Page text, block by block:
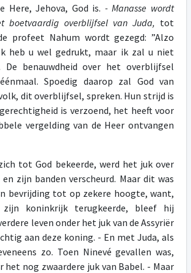
Here, Jehova, God is. - Manasse wordt
boetvaardig overblijfsel van Juda, tot
profeet Nahum wordt gezegd: ”Alzo
heb u wel gedrukt, maar ik zal u niet
De benauwdheid over het overblijfsel
Spoedig daarop zal God van
dit overblijfsel, spreken. Hun strijd is
is verzoend, het heeft voor
vergelding van de Heer ontvangen
tot God bekeerde, werd het juk over
zijn banden verscheurd. Maar dit was
bevrijding tot op zekere hoogte, want,
koninkrijk terugkeerde, bleef hij
leven onder het juk van de Assyriër
aan deze koning. - En met Juda, als
zo. Toen Ninevé gevallen was,
het nog zwaardere juk van Babel. - Maar